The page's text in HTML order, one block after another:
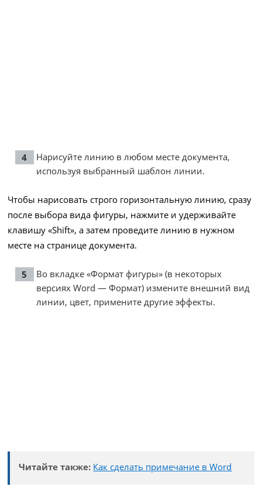
Нарисуйте линию в любом месте документа,
используя выбранный шаблон линии.
Чтобы нарисовать строго горизонтальную линию, сразу
после выбора вида фигуры, нажмите и удерживайте
клавишу «Shift», а затем проведите линию в нужном
месте на странице документа.
Во вкладке «Формат фигуры» (в некоторых
версиях Word — Формат) измените внешний вид
линии, цвет, примените другие эффекты.
Читайте также: Как сделать примечание в Word